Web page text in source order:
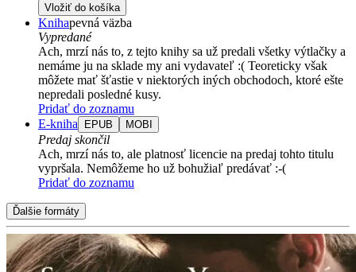
Vložiť do košíka
Knihapevná väzba
Vypredané
Ach, mrzí nás to, z tejto knihy sa už predali všetky výtlačky a
nemáme ju na sklade my ani vydavateľ :( Teoreticky však
môžete mať šťastie v niektorých iných obchodoch, ktoré ešte
nepredali posledné kusy.
Pridať do zoznamu
E-kniha
EPUB MOBI
Predaj skončil
Ach, mrzí nás to, ale platnosť licencie na predaj tohto titulu
vypršala. Nemôžeme ho už bohužiaľ predávať :-(
Pridať do zoznamu
Ďalšie formáty